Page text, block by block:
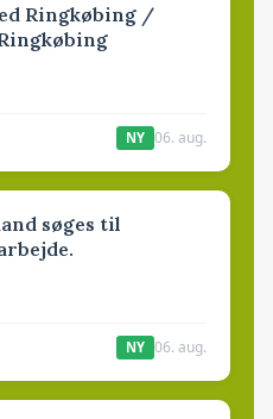
Ringkøbing /
NY 06. aug.
søges til
NY 06. aug.